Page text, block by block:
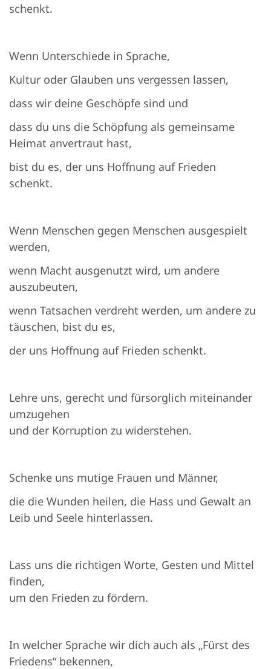
schenkt.
Wenn Unterschiede in Sprache,
Kultur oder Glauben uns vergessen lassen,
dass wir deine Geschöpfe sind und
dass du uns die Schöpfung als gemeinsame
Heimat anvertraut hast,
bist du es, der uns Hoffnung auf Frieden
schenkt.
Wenn Menschen gegen Menschen ausgespielt
werden,
wenn Macht ausgenutzt wird, um andere
auszubeuten,
wenn Tatsachen verdreht werden, um andere zu
täuschen, bist du es,
der uns Hoffnung auf Frieden schenkt.
Lehre uns, gerecht und fürsorglich miteinander
umzugehen
und der Korruption zu widerstehen.
Schenke uns mutige Frauen und Männer,
die die Wunden heilen, die Hass und Gewalt an
Leib und Seele hinterlassen.
Lass uns die richtigen Worte, Gesten und Mittel
finden,
um den Frieden zu fördern.
In welcher Sprache wir dich auch als „Fürst des
Friedens“ bekennen,